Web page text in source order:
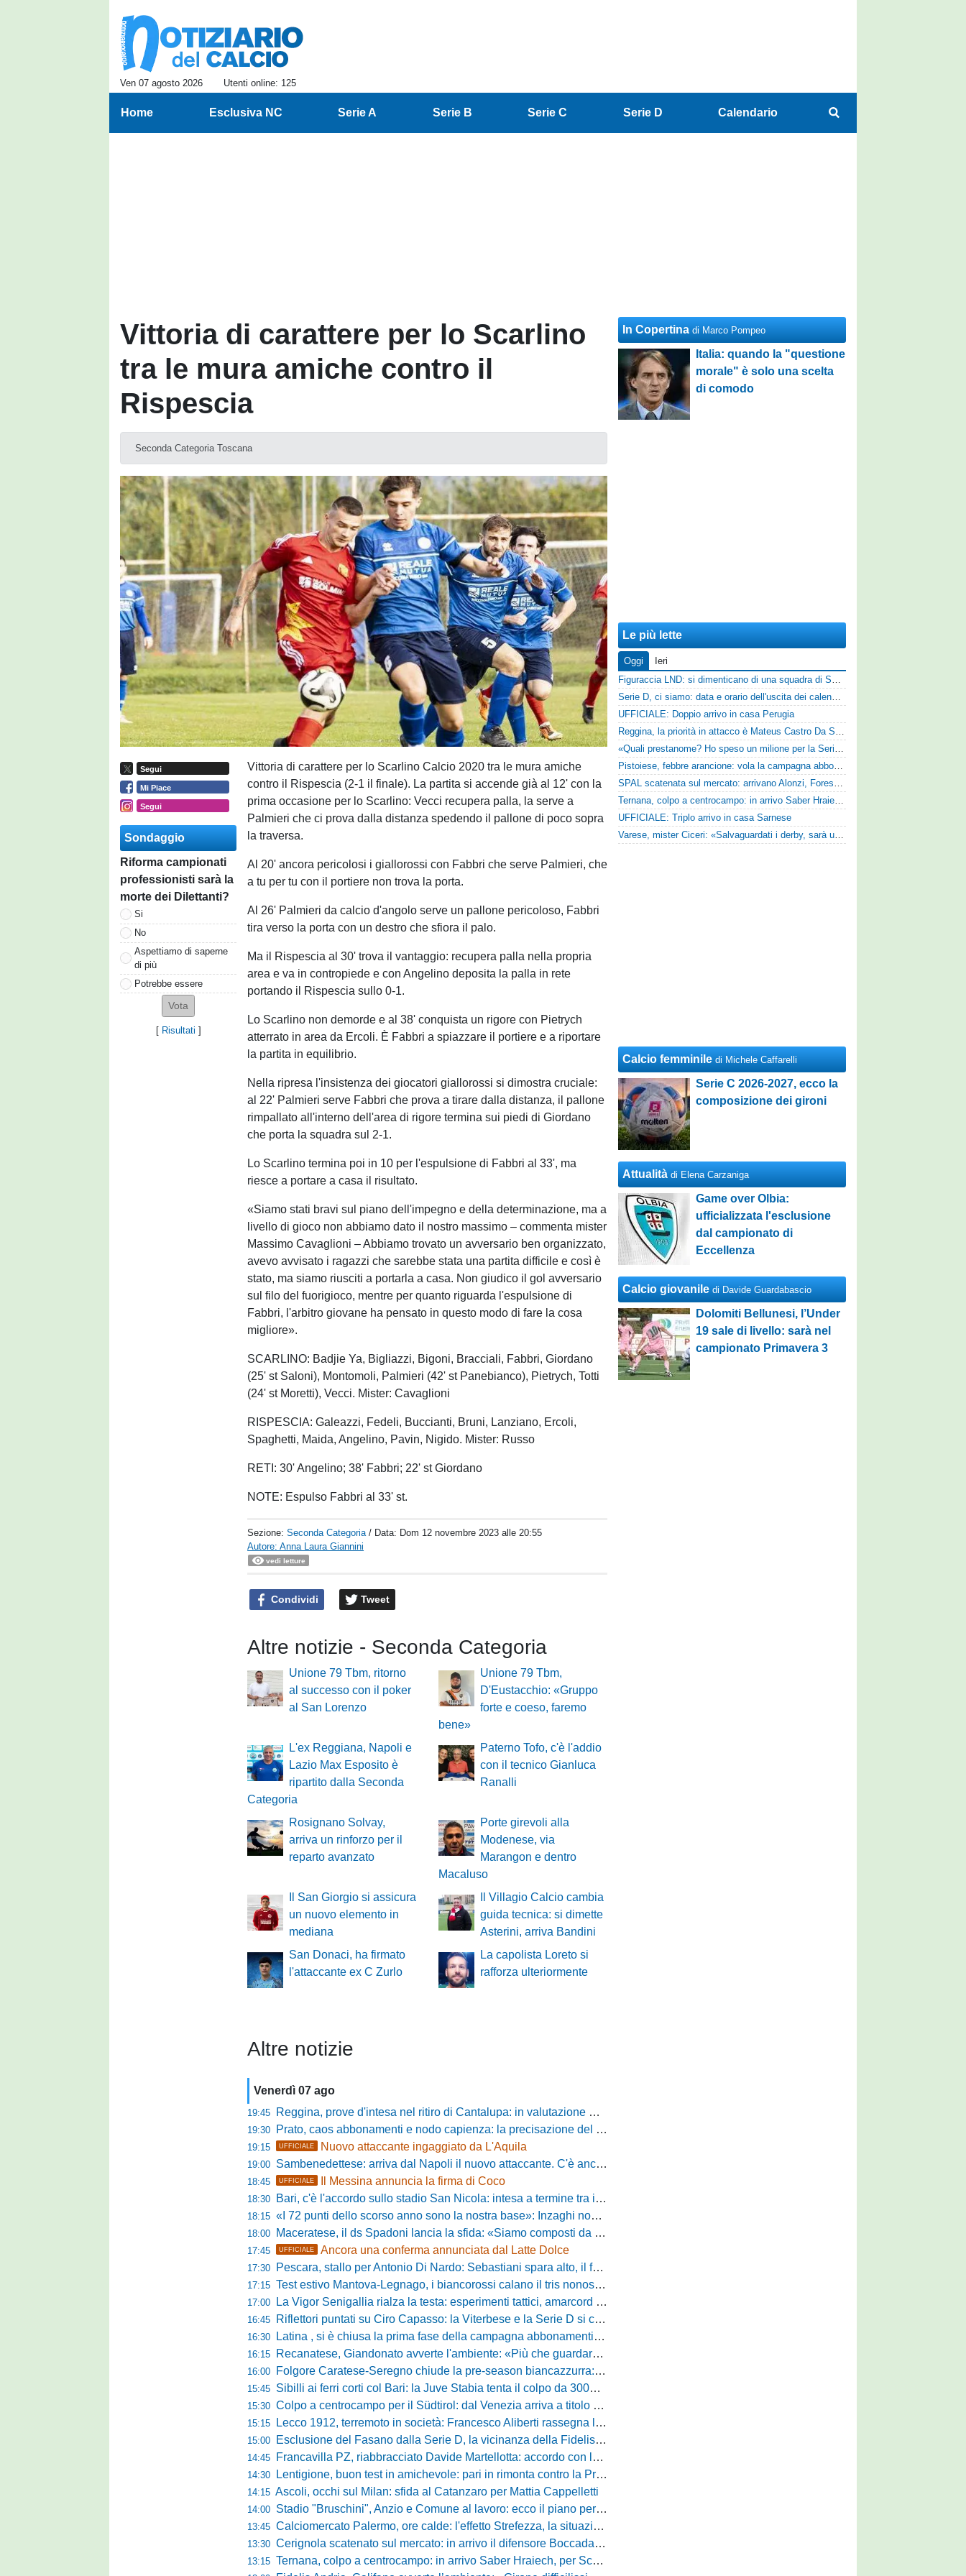
Ven 07 agosto 2026 Utenti online: 125
Home Esclusiva NC Serie A Serie B Serie C Serie D Calendario
Vittoria di carattere per lo Scarlino
tra le mura amiche contro il
Rispescia
Seconda Categoria Toscana
Segui
Mi Piace
Segui
Sondaggio
Riforma campionati
professionisti sarà la
morte dei Dilettanti?
Si
No
Aspettiamo di saperne
di più
Potrebbe essere
[ Risultati ]
Vittoria di carattere per lo Scarlino Calcio 2020 tra le mura amiche
contro il Rispescia (2-1 il finale). La partita si accende già al 12' con la
prima occasione per lo Scarlino: Vecci recupera palla, la serve a
Palmieri che ci prova dalla distanza spedendo il pallone di poco sopra
la traversa.
Al 20' ancora pericolosi i giallorossi con Fabbri che serve Palmieri, che
a tu per tu con il portiere non trova la porta.
Al 26' Palmieri da calcio d'angolo serve un pallone pericoloso, Fabbri
tira verso la porta con un destro che sfiora il palo.
Ma il Rispescia al 30' trova il vantaggio: recupera palla nella propria
area e va in contropiede e con Angelino deposita la palla in rete
portando il Rispescia sullo 0-1.
Lo Scarlino non demorde e al 38' conquista un rigore con Pietrych
atterrato in area da Ercoli. È Fabbri a spiazzare il portiere e a riportare
la partita in equilibrio.
Nella ripresa l'insistenza dei giocatori giallorossi si dimostra cruciale:
al 22' Palmieri serve Fabbri che prova a tirare dalla distanza, il pallone
rimpallato all'interno dell'area di rigore termina sui piedi di Giordano
che porta la squadra sul 2-1.
Lo Scarlino termina poi in 10 per l'espulsione di Fabbri al 33', ma
riesce a portare a casa il risultato.
«Siamo stati bravi sul piano dell'impegno e della determinazione, ma a
livello di gioco non abbiamo dato il nostro massimo – commenta mister
Massimo Cavaglioni – Abbiamo trovato un avversario ben organizzato,
avevo avvisato i ragazzi che sarebbe stata una partita difficile e così è
stato, ma siamo riusciti a portarla a casa. Non giudico il gol avversario
sul filo del fuorigioco, mentre per quanto riguarda l'espulsione di
Fabbri, l'arbitro giovane ha pensato in questo modo di fare la cosa
migliore».
SCARLINO: Badjie Ya, Bigliazzi, Bigoni, Bracciali, Fabbri, Giordano
(25' st Saloni), Montomoli, Palmieri (42' st Panebianco), Pietrych, Totti
(24' st Moretti), Vecci. Mister: Cavaglioni
RISPESCIA: Galeazzi, Fedeli, Buccianti, Bruni, Lanziano, Ercoli,
Spaghetti, Maida, Angelino, Pavin, Nigido. Mister: Russo
RETI: 30' Angelino; 38' Fabbri; 22' st Giordano
NOTE: Espulso Fabbri al 33' st.
Sezione:Seconda Categoria / Data: Dom 12 novembre 2023 alle 20:55
Autore: Anna Laura Giannini
vedi letture
Condividi Tweet
Altre notizie - Seconda Categoria
Unione 79 Tbm, ritorno
al successo con il poker
al San Lorenzo
Unione 79 Tbm,
D'Eustacchio: «Gruppo
forte e coeso, faremo
bene»
L'ex Reggiana, Napoli e
Lazio Max Esposito è
ripartito dalla Seconda
Categoria
Paterno Tofo, c'è l'addio
con il tecnico Gianluca
Ranalli
Rosignano Solvay,
arriva un rinforzo per il
reparto avanzato
Porte girevoli alla
Modenese, via
Marangon e dentro
Macaluso
Il San Giorgio si assicura
un nuovo elemento in
mediana
Il Villagio Calcio cambia
guida tecnica: si dimette
Asterini, arriva Bandini
San Donaci, ha firmato
l'attaccante ex C Zurlo
La capolista Loreto si
rafforza ulteriormente
Altre notizie
Venerdì 07 ago
19:45 Reggina, prove d'intesa nel ritiro di Cantalupa: in valutazione Blazevic e Anton
19:30 Prato, caos abbonamenti e nodo capienza: la precisazione del club laniero
19:15 UFFICIALE Nuovo attaccante ingaggiato da L'Aquila
19:00 Sambenedettese: arriva dal Napoli il nuovo attaccante. C'è anche l'ufficialità
18:45 UFFICIALE Il Messina annuncia la firma di Coco
18:30 Bari, c'è l'accordo sullo stadio San Nicola: intesa a termine tra il Comune e il club di De Laurentiis
18:15 «I 72 punti dello scorso anno sono la nostra base»: Inzaghi non si nasconde e carica l'ambiente
18:00 Maceratese, il ds Spadoni lancia la sfida: «Siamo composti da elementi validi con motivazioni altissime»
17:45 UFFICIALE Ancora una conferma annunciata dal Latte Dolce
17:30 Pescara, stallo per Antonio Di Nardo: Sebastiani spara alto, il futuro resta un enigma
17:15 Test estivo Mantova-Legnago, i biancorossi calano il tris nonostante il gran caldo: il racconto de L'Arena
17:00 La Vigor Senigallia rialza la testa: esperimenti tattici, amarcord e lo sguardo al Rimini
16:45 Riflettori puntati su Ciro Capasso: la Viterbese e la Serie D si contendono l'esterno ex Fiorentina
16:30 Latina , si è chiusa la prima fase della campagna abbonamenti: circa 400 tessere rinnovate in prelazione
16:15 Recanatese, Giandonato avverte l'ambiente: «Più che guardare chi avremo di fronte, mi interessa vedere la mia squadra migliorare giorno dopo giorno»
16:00 Folgore Caratese-Seregno chiude la pre-season biancazzurra: info e dove vedere il match
15:45 Sibilli ai ferri corti col Bari: la Juve Stabia tenta il colpo da 300mila euro
15:30 Colpo a centrocampo per il Südtirol: dal Venezia arriva a titolo definitivo Bjarki Bjarkason
15:15 Lecco 1912, terremoto in società: Francesco Aliberti rassegna le dimissioni da tutte le cariche
15:00 Esclusione del Fasano dalla Serie D, la vicinanza della Fidelis Andria e le parole del presidente Vallarella
14:45 Francavilla PZ, riabbracciato Davide Martellotta: accordo con la Folgore Caratese per il ritorno in prestito
14:30 Lentigione, buon test in amichevole: pari in rimonta contro la Primavera del Sassuolo
14:15 Ascoli, occhi sul Milan: sfida al Catanzaro per Mattia Cappelletti
14:00 Stadio "Bruschini", Anzio e Comune al lavoro: ecco il piano per far rientrare i tifosi
13:45 Calciomercato Palermo, ore calde: l'effetto Strefezza, la situazione Segre e i nomi per l'attacco
13:30 Cerignola scatenato sul mercato: in arrivo il difensore Boccadamo a titolo temporaneo
13:15 Ternana, colpo a centrocampo: in arrivo Saber Hraiech, per Scappini si attende l'accordo
In Copertina di Marco Pompeo
Italia: quando la "questione
morale" è solo una scelta
di comodo
Le più lette
Oggi
Ieri
Figuraccia LND: si dimenticano di una squadra di Serie D, è da rifare il programma Coppa Italia
Serie D, ci siamo: data e orario dell'uscita dei calendari ufficiali
UFFICIALE: Doppio arrivo in casa Perugia
Reggina, la priorità in attacco è Mateus Castro Da Silva: ore decisive per la fumata bianca
«Quali prestanome? Ho speso un milione per la Serie D»: Bandecchi rompe il silenzio sul futuro della Ternana
Pistoiese, febbre arancione: vola la campagna abbonamenti, superata quota 750 tessere
SPAL scatenata sul mercato: arrivano Alonzi, Foresta, Munaretto e Tobia
Ternana, colpo a centrocampo: in arrivo Saber Hraiech, per Scappini si attende l'accordo
UFFICIALE: Triplo arrivo in casa Sarnese
Varese, mister Ciceri: «Salvaguardati i derby, sarà un campionato avvincente»
Calcio femminile di Michele Caffarelli
Serie C 2026-2027, ecco la
composizione dei gironi
Attualità di Elena Carzaniga
Game over Olbia:
ufficializzata l'esclusione
dal campionato di
Eccellenza
Calcio giovanile di Davide Guardabascio
Dolomiti Bellunesi, l’Under
19 sale di livello: sarà nel
campionato Primavera 3